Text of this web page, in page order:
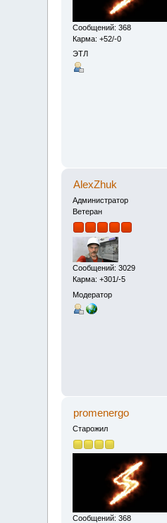
Сообщений: 368
Карма: +52/-0
ЭТЛ
AlexZhuk
Администратор
Ветеран
Сообщений: 3029
Карма: +301/-5
Модератор
promenergo
Старожил
Сообщений: 368